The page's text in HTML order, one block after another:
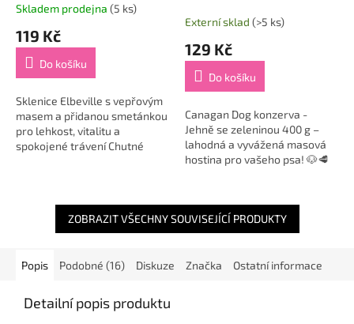
s přidanou smetánkou,
220 ml
Průměrné
produktu
5,0
5
hvězdiček.
Skladem prodejna (5 ks)
119 Kč
Do košíku
Sklenice Elbeville s vepřovým
masem a přidanou smetánkou
pro lehkost, vitalitu a
spokojené trávení Chutné
Externí sklad (>5 ks)
129 Kč
Do košíku
Canagan Dog konzerva -
Jehně se zeleninou 400 g –
lahodná a vyvážená masová
hostina pro vašeho psa! 🐶🥩
které dodá vašemu...
ZOBRAZIT VŠECHNY SOUVISEJÍCÍ PRODUKTY
Popis Podobné (16) Diskuze Značka Ostatní informace
Detailní popis produktu